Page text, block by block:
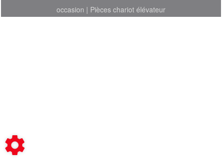
occasion | Pièces chariot élévateur